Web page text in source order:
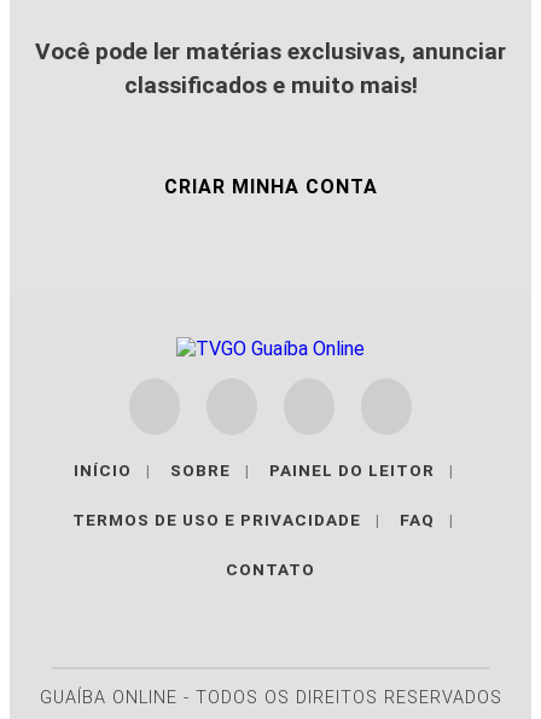
Você pode ler matérias exclusivas, anunciar
classificados e muito mais!
CRIAR MINHA CONTA
INÍCIO | SOBRE | PAINEL DO LEITOR |
TERMOS DE USO E PRIVACIDADE | FAQ |
CONTATO
GUAÍBA ONLINE - TODOS OS DIREITOS RESERVADOS